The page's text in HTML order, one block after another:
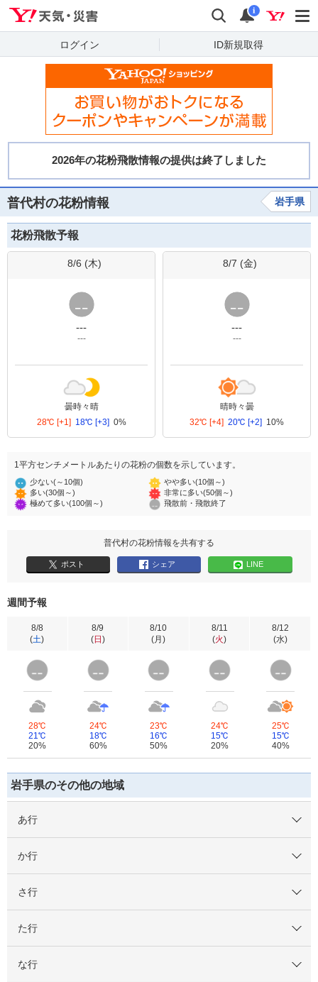
検索 通知
i
ログイン ID新規取得
普代村の花粉情報 岩手県
花粉飛散予報
8/6 (木)
---
---
曇時々晴
28℃ [+1] 18℃ [+3] 0%
8/7 (金)
---
---
晴時々曇
32℃ [+4] 20℃ [+2] 10%
1平方センチメートルあたりの花粉の個数を示しています。
少ない(～10個)
やや多い(10個～)
多い(30個～)
非常に多い(50個～)
極めて多い(100個～)
飛散前・飛散終了
普代村の花粉情報を共有する
ポスト シェア LINE
週間予報
8/8
(土)
28℃
21℃
20%
8/9
(日 )
24℃
18℃
60%
8/10
(月)
23℃
16℃
50%
8/11
(火)
24℃
15℃
20%
8/12
(水)
25℃
15℃
40%
岩手県のその他の地域
あ行
か行
さ行
た行
な行